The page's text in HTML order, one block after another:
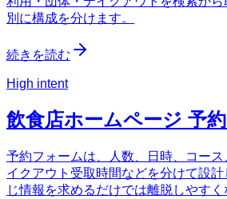
別に構成を分けます。
続きを読む
High intent
飲食店ホームページ 予
予約フォームは、人数、日時、コー
イクアウト受取時間などを分けて設
じ情報を求めるだけでは離脱しやすく